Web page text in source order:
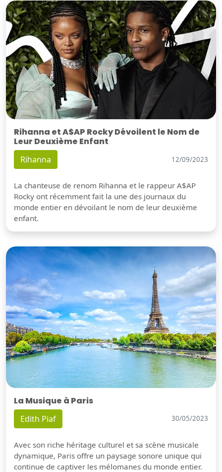
Rihanna et A$AP Rocky Dévoilent le Nom de
Leur Deuxième Enfant
Rihanna 12/09/2023
La chanteuse de renom Rihanna et le rappeur A$AP
Rocky ont récemment fait la une des journaux du
monde entier en dévoilant le nom de leur deuxième
enfant.
La Musique à Paris
Edith Piaf 30/05/2023
Avec son riche héritage culturel et sa scène musicale
dynamique, Paris offre un paysage sonore unique qui
continue de captiver les mélomanes du monde entier.